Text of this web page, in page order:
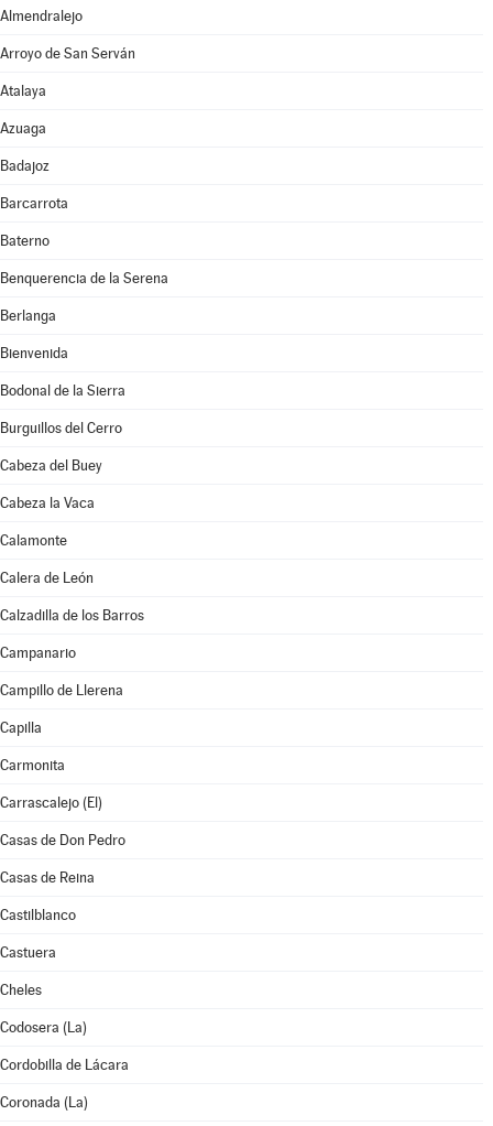
Almendralejo
Arroyo de San Serván
Atalaya
Azuaga
Badajoz
Barcarrota
Baterno
Benquerencia de la Serena
Berlanga
Bienvenida
Bodonal de la Sierra
Burguillos del Cerro
Cabeza del Buey
Cabeza la Vaca
Calamonte
Calera de León
Calzadilla de los Barros
Campanario
Campillo de Llerena
Capilla
Carmonita
Carrascalejo (El)
Casas de Don Pedro
Casas de Reina
Castilblanco
Castuera
Cheles
Codosera (La)
Cordobilla de Lácara
Coronada (La)